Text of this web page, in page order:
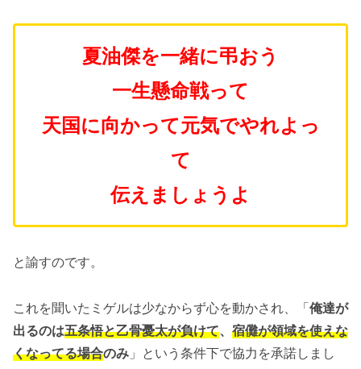
夏油傑を一緒に弔おう
一生懸命戦って
天国に向かって元気でやれよっ
て
伝えましょうよ
と諭すのです。
これを聞いたミゲルは少なからず心を動かされ、「俺達が
出るのは五条悟と乙骨憂太が負けて、 宿儺が領域を使えな
くなってる場合のみ 」という条件下で協力を承諾しまし